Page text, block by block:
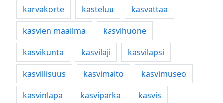
karvakorte
kasteluu
kasvattaa
kasvien maailma
kasvihuone
kasvikunta
kasvilaji
kasvilapsi
kasvillisuus
kasvimaito
kasvimuseo
kasvinlapa
kasviparka
kasvis